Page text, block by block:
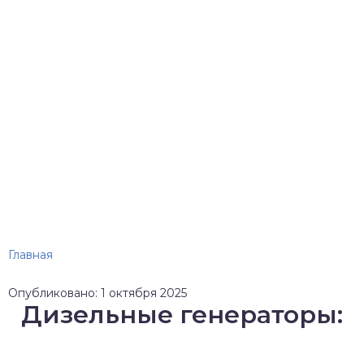
Главная
Опубликовано: 1 октября 2025
Дизельные генераторы: